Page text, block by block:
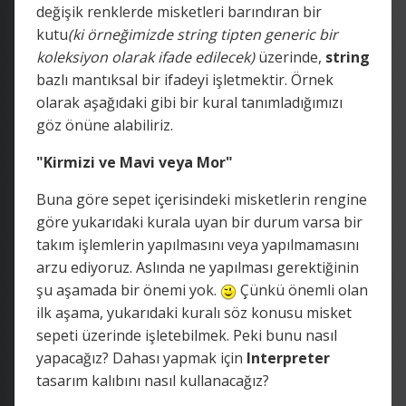
değişik renklerde misketleri barındıran bir
kutu(ki örneğimizde string tipten generic bir
koleksiyon olarak ifade edilecek)üzerinde, string
bazlı mantıksal bir ifadeyi işletmektir. Örnek
olarak aşağıdaki gibi bir kural tanımladığımızı
göz önüne alabiliriz.
"Kirmizi ve Mavi veya Mor"
Buna göre sepet içerisindeki misketlerin rengine
göre yukarıdaki kurala uyan bir durum varsa bir
takım işlemlerin yapılmasını veya yapılmamasını
arzu ediyoruz. Aslında ne yapılması gerektiğinin
şu aşamada bir önemi yok.
Çünkü önemli olan
ilk aşama, yukarıdaki kuralı söz konusu misket
sepeti üzerinde işletebilmek. Peki bunu nasıl
yapacağız? Dahası yapmak için Interpreter
tasarım kalıbını nasıl kullanacağız?